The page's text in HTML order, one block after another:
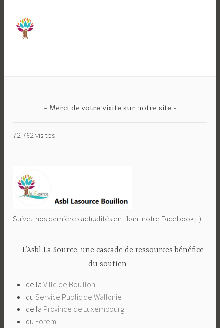
Merci de votre visite sur notre site
72 762 visites
Suivez nos dernières actualités en likant notre Facebook ;-)
L’Asbl La Source, une cascade de ressources bénéfice
du soutien
de la Ville de Bouillon
du Service Public de Wallonie
de la Province de Luxembourg
du Forem